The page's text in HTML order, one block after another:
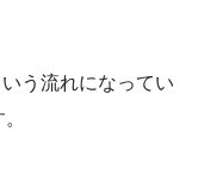
う流れになってい